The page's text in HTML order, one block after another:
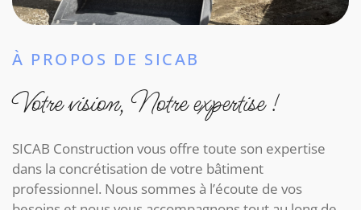
À PROPOS DE SICAB
Votre vision, Notre expertise !
SICAB Construction vous offre toute son expertise
dans la concrétisation de votre bâtiment
professionnel. Nous sommes à l’écoute de vos